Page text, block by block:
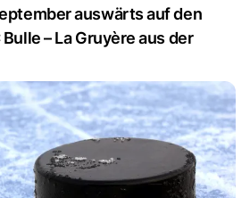
auswärts auf den
– La Gruyère aus der